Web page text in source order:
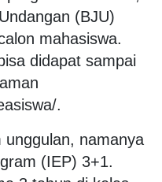
(BJU)
mahasiswa.
didapat sampai
.
unggulan, namanya
(IEP) 3+1.